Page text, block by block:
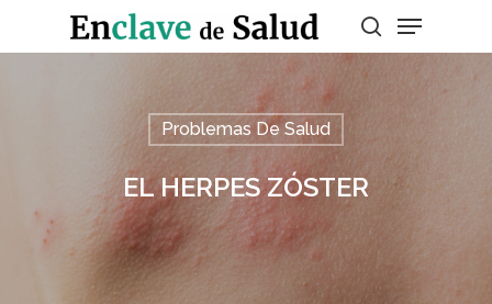
Presiona enter para buscar o ESC para
salir
Problemas De Salud
EL HERPES ZÓSTER